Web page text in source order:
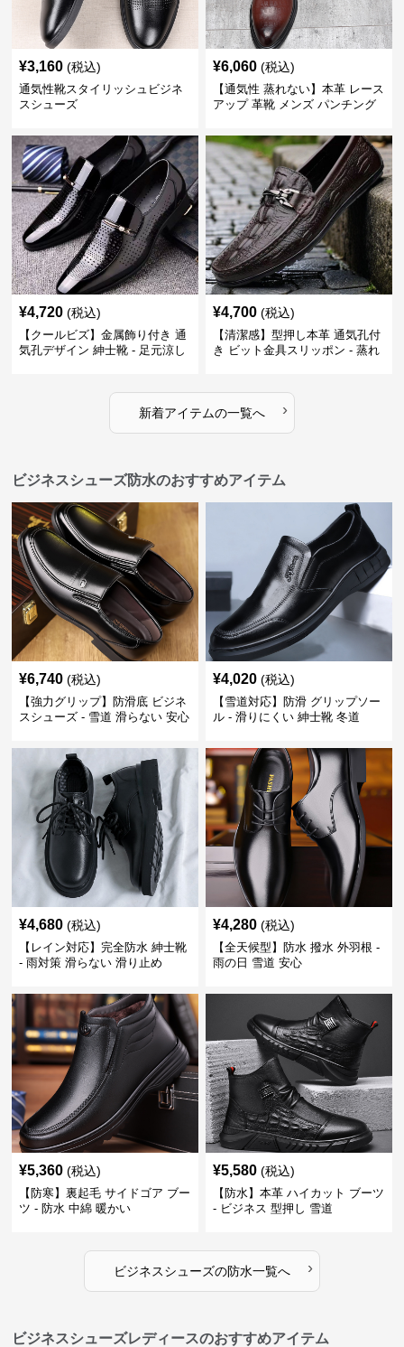
¥3,160 (税込)
通気性靴スタイリッシュビジネ
スシューズ
¥6,060 (税込)
【通気性 蒸れない】本革 レース
アップ 革靴 メンズ パンチング
い 営業
¥4,720 (税込)
【クールビズ】金属飾り付き 通
気孔デザイン 紳士靴 - 足元涼し
¥4,700 (税込)
【清潔感】型押し本革 通気孔付
き ビット金具スリッポン - 蒸れ
新着アイテムの一覧へ ›
ビジネスシューズ防水のおすすめアイテム
¥6,740 (税込)
【強力グリップ】防滑底 ビジネ
スシューズ - 雪道 滑らない 安心
¥4,020 (税込)
【雪道対応】防滑 グリップソー
ル - 滑りにくい 紳士靴 冬道
¥4,680 (税込)
【レイン対応】完全防水 紳士靴
- 雨対策 滑らない 滑り止め
¥4,280 (税込)
【全天候型】防水 撥水 外羽根 -
雨の日 雪道 安心
¥5,360 (税込)
【防寒】裏起毛 サイドゴア ブー
ツ - 防水 中綿 暖かい
¥5,580 (税込)
【防水】本革 ハイカット ブーツ
- ビジネス 型押し 雪道
ビジネスシューズの防水一覧へ ›
ビジネスシューズレディースのおすすめアイテム